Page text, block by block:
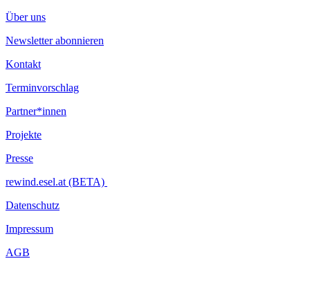
Über uns
Newsletter abonnieren
Kontakt
Terminvorschlag
Partner*innen
Projekte
Presse
rewind.esel.at (BETA)
Datenschutz
Impressum
AGB